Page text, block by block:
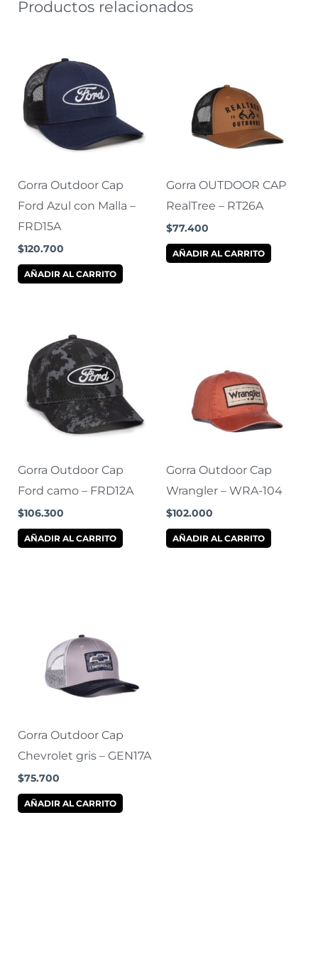
Productos relacionados
Gorra Outdoor Cap
Ford Azul con Malla –
FRD15A
$120.700
AÑADIR AL CARRITO
Gorra OUTDOOR CAP
RealTree – RT26A
$77.400
AÑADIR AL CARRITO
Gorra Outdoor Cap
Ford camo – FRD12A
$106.300
AÑADIR AL CARRITO
Gorra Outdoor Cap
Wrangler – WRA-104
$102.000
AÑADIR AL CARRITO
Gorra Outdoor Cap
Chevrolet gris – GEN17A
$75.700
AÑADIR AL CARRITO